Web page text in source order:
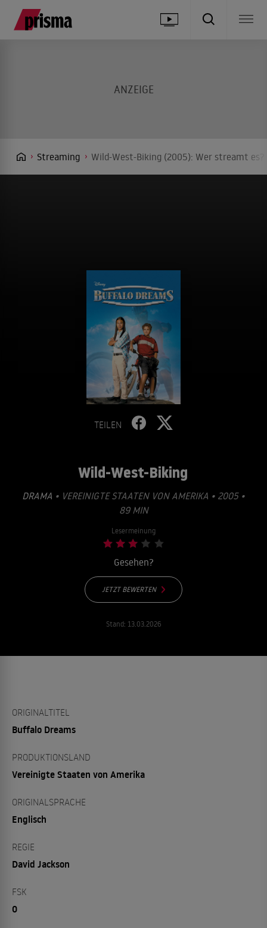
Streaming Wild-West-Biking (2005): Wer streamt
TEILEN
Wild-West-Biking
DRAMA • VEREINIGTE STAATEN VON AMERIKA • 2005 •
89 MIN
Lesermeinung
Gesehen?
JETZT BEWERTEN
Stand: 13.03.2026
ORIGINALTITEL
Buffalo Dreams
PRODUKTIONSLAND
Vereinigte Staaten von Amerika
ORIGINALSPRACHE
Englisch
REGIE
David Jackson
FSK
0